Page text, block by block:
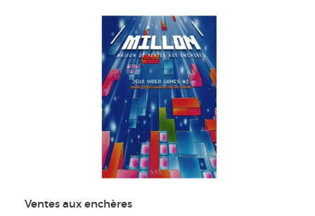
Ventes aux enchères